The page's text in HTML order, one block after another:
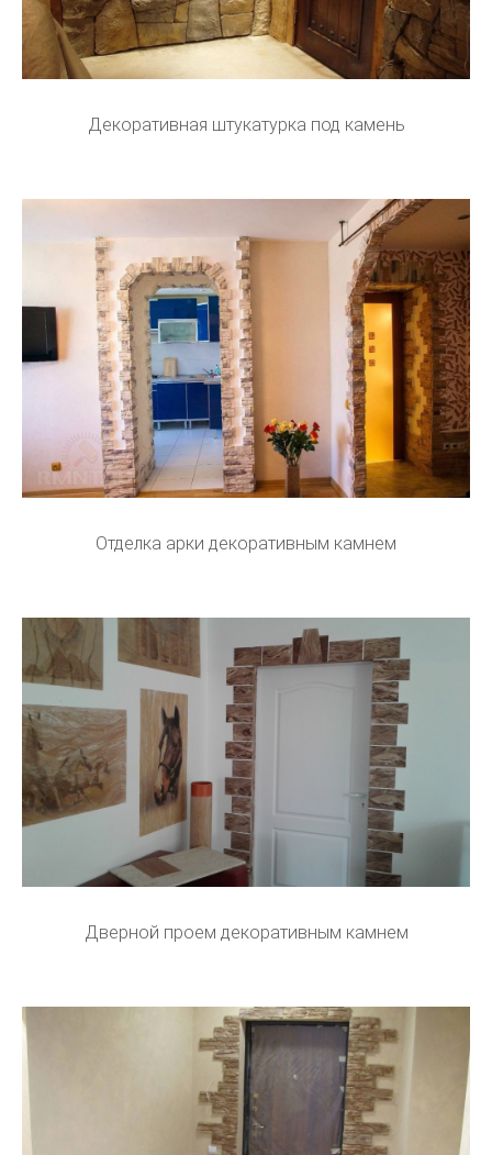
Декоративная штукатурка под камень
Отделка арки декоративным камнем
Дверной проем декоративным камнем